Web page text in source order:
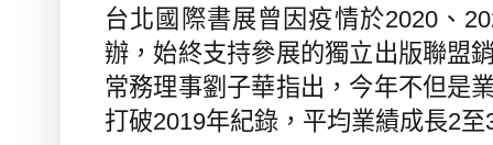
台北國際書展曾因疫情於2020 、
辦，始終支持參展的獨立出版聯盟
常務理事劉子華指出，今年不但是
打破2019年紀錄，平均業績成長2至